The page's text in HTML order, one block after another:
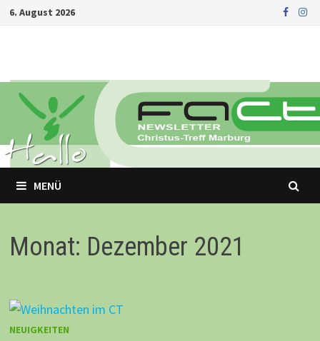
Zurück
6. August 2026
MENÜ
Monat: Dezember 2021
NEUIGKEITEN